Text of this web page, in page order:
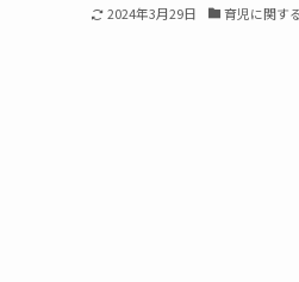
2024年3月29日 育児に関す